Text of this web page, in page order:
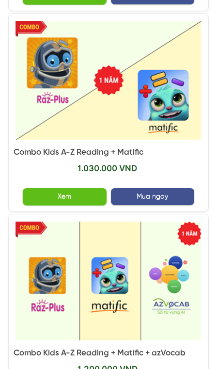
Combo Kids A-Z Reading + Matific
1.030.000 VND
Xem Mua ngay
Combo Kids A-Z Reading + Matific + azVocab